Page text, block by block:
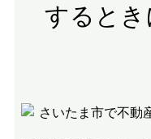
すると